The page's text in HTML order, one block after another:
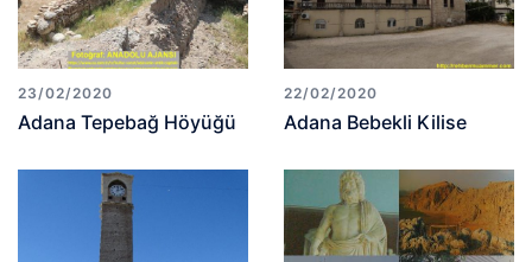
23/02/2020
Adana Tepebağ Höyüğü
22/02/2020
Adana Bebekli Kilise